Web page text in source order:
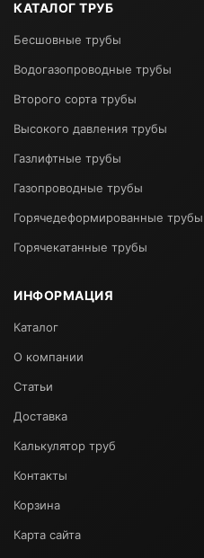
КАТАЛОГ ТРУБ
Бесшовные трубы
Водогазопроводные трубы
Второго сорта трубы
Высокого давления трубы
Газлифтные трубы
Газопроводные трубы
Горячедеформированные трубы
Горячекатанные трубы
ИНФОРМАЦИЯ
Каталог
О компании
Статьи
Доставка
Калькулятор труб
Контакты
Корзина
Карта сайта